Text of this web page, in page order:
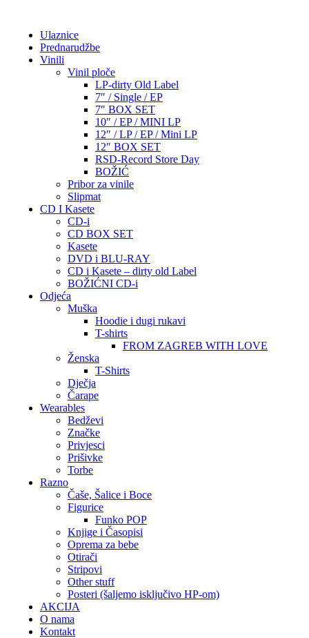
Ulaznice
Prednarudžbe
Vinili
Vinil ploče
LP-dirty Old Label
7″ / Single / EP
7″ BOX SET
10″ / EP / MINI LP
12″ / LP / EP / Mini LP
12″ BOX SET
RSD-Record Store Day
BOŽIĆ
Pribor za vinile
Slipmat
CD I Kasete
CD-i
CD BOX SET
Kasete
DVD i BLU-RAY
CD i Kasete – dirty old Label
BOŽIĆNI CD-i
Odjeća
Muška
Hoodie i dugi rukavi
T-shirts
FROM ZAGREB WITH LOVE
Ženska
T-Shirts
Dječja
Čarape
Wearables
Bedževi
Značke
Privjesci
Prišivke
Torbe
Razno
Čaše, Šalice i Boce
Figurice
Funko POP
Knjige i Časopisi
Oprema za bebe
Otirači
Stripovi
Other stuff
Posteri (šaljemo isključivo HP-om)
AKCIJA
O nama
Kontakt